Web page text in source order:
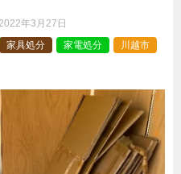
年3月27日
家具処分 家電処分 川越市